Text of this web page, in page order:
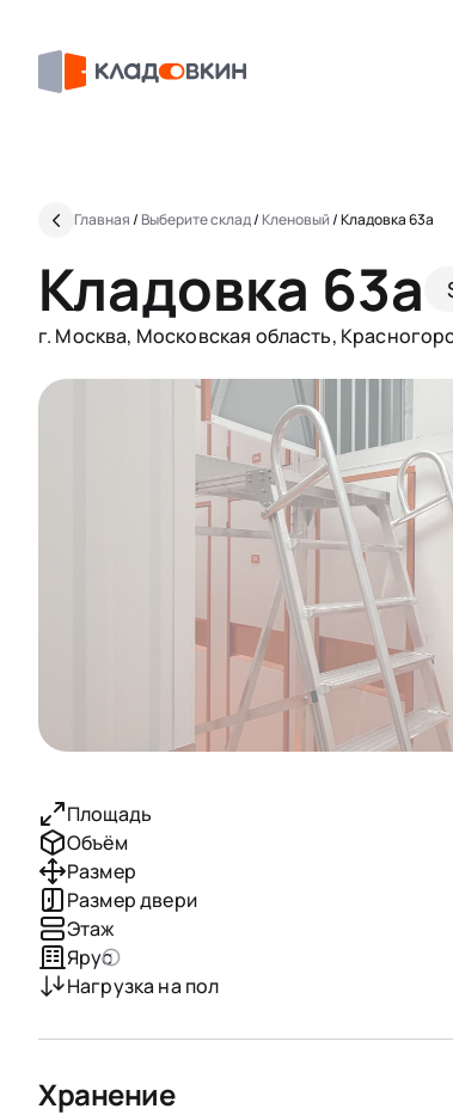
Главная/ Выберите склад/ Кленовый/Кладовка 63a
Кладовка 63a
г. Москва, Московская область,
Площадь
Объём
Размер
Размер двери
Этаж
Ярус
Нагрузка на пол
Хранение